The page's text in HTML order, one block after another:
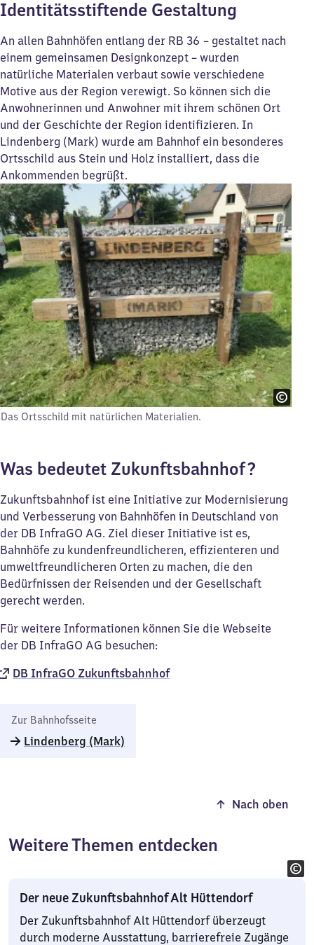
Identitätsstiftende Gestaltung
An allen Bahnhöfen entlang der RB 36 – gestaltet nach
einem gemeinsamen Designkonzept – wurden
natürliche Materialen verbaut sowie verschiedene
Motive aus der Region verewigt. So können sich die
Anwohnerinnen und Anwohner mit ihrem schönen Ort
und der Geschichte der Region identifizieren. In
Lindenberg (Mark) wurde am Bahnhof ein besonderes
Ortsschild aus Stein und Holz installiert, dass die
Ankommenden begrüßt.
Das Ortsschild mit natürlichen Materialien.
Was bedeutet Zukunftsbahnhof?
Zukunftsbahnhof ist eine Initiative zur Modernisierung
und Verbesserung von Bahnhöfen in Deutschland von
der DB InfraGO AG. Ziel dieser Initiative ist es,
Bahnhöfe zu kundenfreundlicheren, effizienteren und
umweltfreundlicheren Orten zu machen, die den
Bedürfnissen der Reisenden und der Gesellschaft
gerecht werden.
Für weitere Informationen können Sie die Webseite
der DB InfraGO AG besuchen:
DB InfraGO Zukunftsbahnhof​
Zur Bahnhofsseite
Lindenberg (Mark)
Nach oben
Weitere Themen entdecken
Der neue Zukunftsbahnhof Alt Hüttendorf
Der Zukunftsbahnhof Alt Hüttendorf überzeugt
durch moderne Ausstattung, barrierefreie Zugänge